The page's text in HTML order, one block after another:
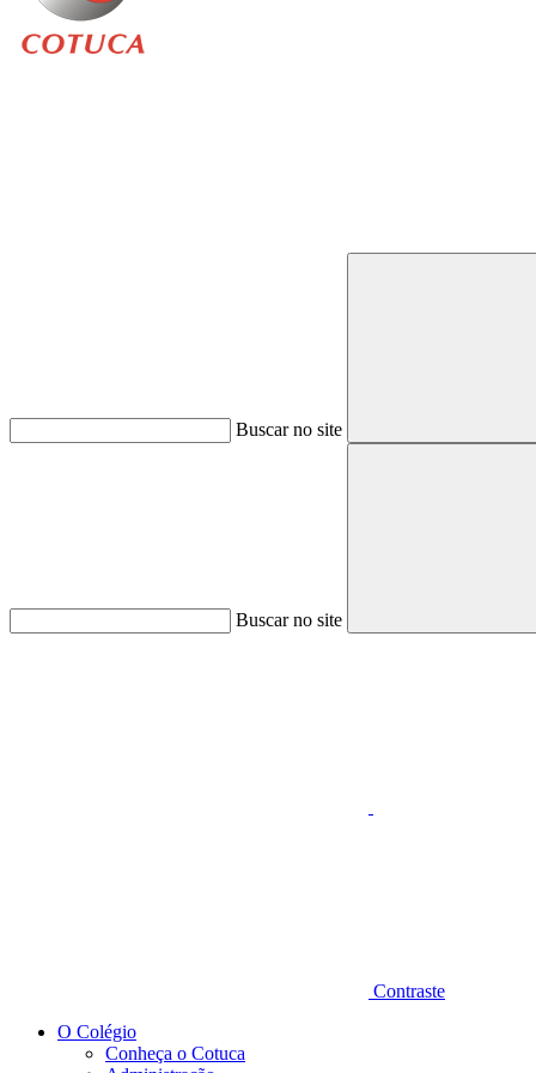
Buscar no site
Buscar no site
Contraste
O Colégio
Conheça o Cotuca